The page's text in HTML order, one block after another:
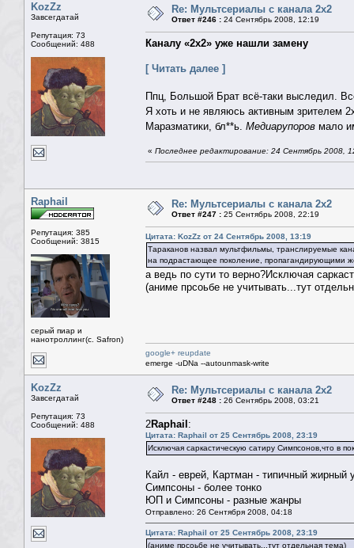
KozZz
Завсегдатай
Репутация: 73
Сообщений: 488
Re: Мультсериалы с канала 2х2
Ответ #246 : 24 Сентябрь 2008, 12:19
Каналу «2х2» уже нашли замену
[ Читать далее ]
Ппц, Большой Брат всё-таки выследил.
Я хоть и не являюсь активным зрителем
Маразматики, бл**ь. Медиарупоров мало
« Последнее редактирование: 24 Сентябрь 2008,
Raphail
Репутация: 385
Сообщений: 3815
серый пиар и
нанотроллинг(с. Safron)
Re: Мультсериалы с канала 2х2
Ответ #247 : 25 Сентябрь 2008, 22:19
Цитата: KozZz от 24 Сентябрь 2008, 13:19
Тараканов назвал мультфильмы, транслируемые
на подрастающее поколение, пропагандирующими
а ведь по сути то верно?Исключая
(аниме прсоьбе не учитывать...тут
google+ reupdate
emerge -uDNa --autounmask-write
KozZz
Завсегдатай
Репутация: 73
Сообщений: 488
Re: Мультсериалы с канала 2х2
Ответ #248 : 26 Сентябрь 2008, 03:21
2Raphail :
Цитата: Raphail от 25 Сентябрь 2008, 23:19
Исключая саркастическую сатиру Симпсонов,что в
Кайл - еврей, Картман - типичный жирный
Симпсоны - более тонко
ЮП и Симпсоны - разные жанры
Отправлено: 26 Сентября 2008, 04:18
Цитата: Raphail от 25 Сентябрь 2008, 23:19
(аниме прсоьбе не учитывать...тут отдельная тема)